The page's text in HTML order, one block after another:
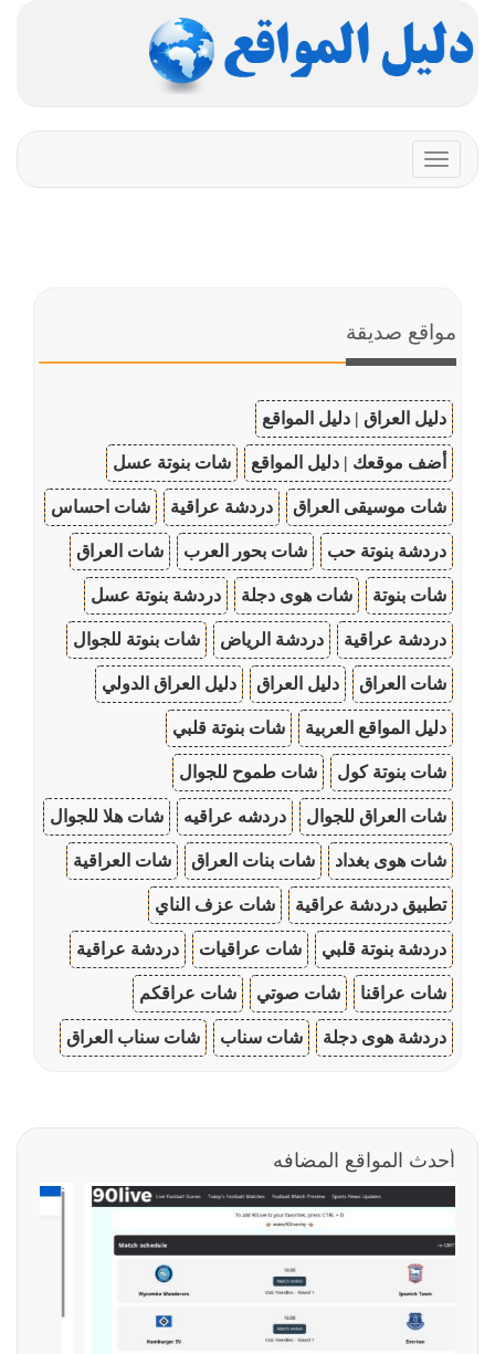
Toggle
navigation
مواقع صديقة
دليل العراق | دليل المواقع
أضف موقعك | دليل المواقع شات بنوتة عسل
شات موسيقى العراق دردشة عراقية شات احساس
دردشة بنوتة حب شات بحور العرب شات العراق
شات بنوتة شات هوى دجلة دردشة بنوتة عسل
دردشة عراقية دردشة الرياض شات بنوتة للجوال
شات العراق دليل العراق دليل العراق الدولي
دليل المواقع العربية شات بنوتة قلبي
شات بنوتة كول شات طموح للجوال
شات العراق للجوال دردشه عراقيه شات هلا للجوال
شات هوى بغداد شات بنات العراق شات العراقية
تطبيق دردشة عراقية شات عزف الناي
دردشة بنوتة قلبي شات عراقيات دردشة عراقية
شات عراقنا شات صوتي شات عراقكم
دردشة هوى دجلة شات سناب شات سناب العراق
أحدث المواقع المضافه